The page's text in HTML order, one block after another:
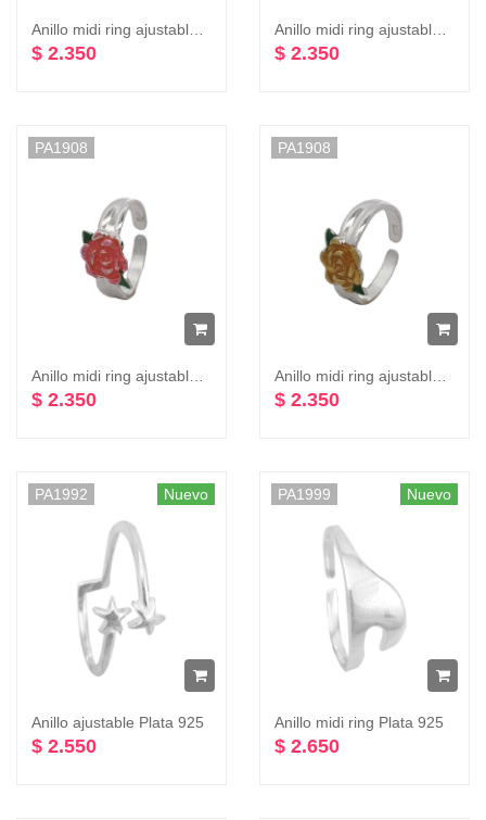
$ 2.350 $ 2.350
PA1908
$ 2.350
PA1908
$ 2.350
PA1992 Nuevo
Anillo ajustable Plata 925
$ 2.550
PA1999 Nuevo
Anillo midi ring Plata 925
$ 2.650